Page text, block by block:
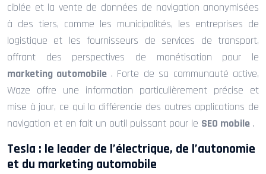
ciblée et la vente de données de navigation anonymisées
à des tiers, comme les municipalités, les entreprises de
logistique et les fournisseurs de services de transport,
offrant des perspectives de monétisation pour le
marketing automobile . Forte de sa communauté active,
Waze offre une information particulièrement précise et
mise à jour, ce qui la différencie des autres applications de
navigation et en fait un outil puissant pour le SEO mobile .
Tesla : le leader de l’électrique, de l’autonomie
et du marketing automobile